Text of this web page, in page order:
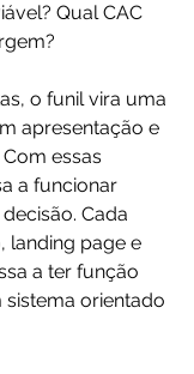
Qual CAC
o funil vira uma
apresentação e
essas
a funcionar
Cada
landing page e
a ter função
orientado